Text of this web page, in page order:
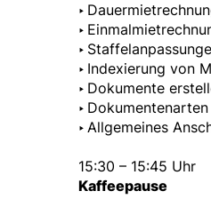
‣
‣
‣
‣ Indexierung von
‣ Dokumente
‣ Dokumentenarten
‣ Allgemeines
15:30 – 15:45 Uhr
Kaffeepause